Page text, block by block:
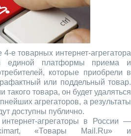
4-е товарных интернет-агрегатора
единой платформы приема и
которые приобрели в
или поддельный товар.
товара, он будет удаляться
агрегаторов, а результаты
доступны публично.
агрегаторы в России —
«Товары Mail.Ru» и